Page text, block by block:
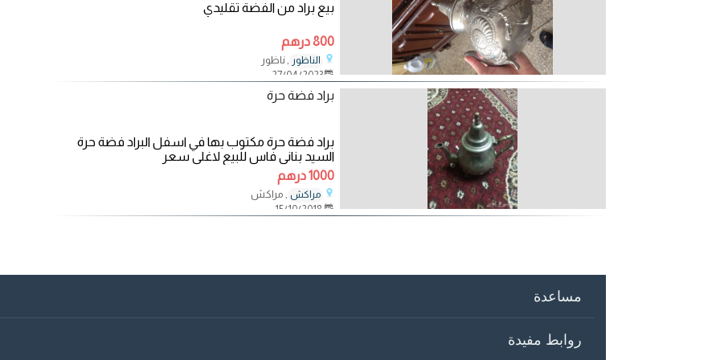
بيع براد من الفضة تقليدي
800 درهم
الناظور , ناظور
27/04/2023
براد فضة حرة
براد فضة حرة مكتوب بها في اسفل البراد فضة حرة
السيد بناني فاس للبيع لاغلى سعر
1000 درهم
مراكش , مراكش
مساعدة
روابط مفيدة